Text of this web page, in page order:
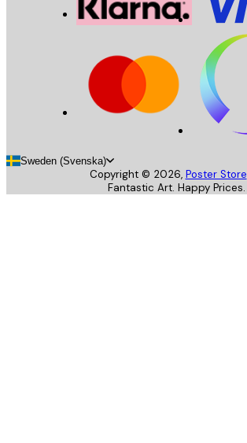
Sweden (Svenska)
Copyright © 2026, Poster Store
Fantastic Art. Happy Prices.